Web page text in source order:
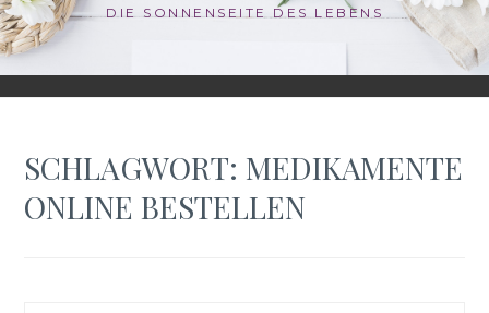
DIE SONNENSEITE DES LEBENS
SCHLAGWORT: MEDIKAMENTE
ONLINE BESTELLEN